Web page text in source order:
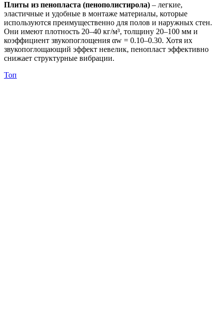
Плиты из пенопласта (пенополистирола) – легкие,
эластичные и удобные в монтаже материалы, которые
используются преимущественно для полов и наружных стен.
Они имеют плотность 20–40 кг/м³, толщину 20–100 мм и
коэффициент звукопоглощения αw = 0.10–0.30. Хотя их
звукопоглощающий эффект невелик, пенопласт эффективно
снижает структурные вибрации.
Топ